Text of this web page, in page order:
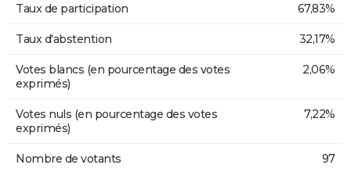
Taux de participation 67,83%
Taux d'abstention 32,17%
Votes blancs (en pourcentage des votes
exprimés)
2,06%
Votes nuls (en pourcentage des votes
exprimés)
7,22%
Nombre de votants 97